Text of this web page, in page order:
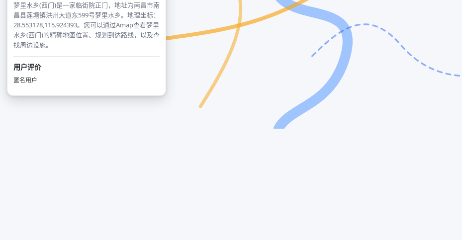
梦里水乡(西门)是一家临街院正门，地址为南昌市南
昌县莲塘镇洪州大道东599号梦里水乡。地理坐标：
28.553178,115.924393。您可以通过Amap查看梦里
水乡(西门)的精确地图位置、规划到达路线，以及查
找周边设施。
用户评价
匿名用户